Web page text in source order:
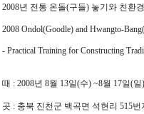
2008년 전통 온돌(구들) 놓기와 친환
2008 Ondol(Goodle) and Hwangto-
- Practical Training for Constructing
때 : 2008년 8월 13일(수) ~8월 17일(
곳 : 충북 진천군 백곡면 석현리 515